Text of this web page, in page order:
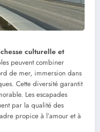
culturelle et
peuvent combiner
de mer, immersion dans
Cette diversité garantit
Les escapades
par la qualité des
propice à l’amour et à